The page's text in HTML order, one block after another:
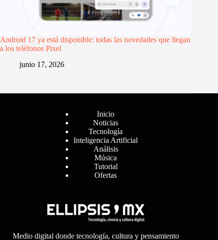
Android 17 ya está disponible: todas las novedades que llegan
a los teléfonos Pixel
junio 17, 2026
Inicio
Noticias
Tecnología
Inteligencia Artificial
Análisis
Música
Tutorial
Ofertas
Medio digital donde tecnología, cultura y pensamiento